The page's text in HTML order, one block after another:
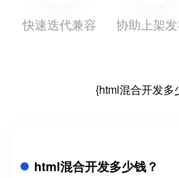
快速迭代兼容 协助上架
{html混合开发多
html混合开发多少钱？